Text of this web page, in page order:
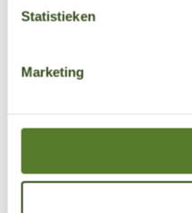
Statistieken
Marketing